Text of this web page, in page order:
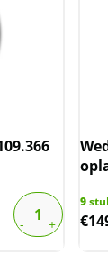
9
€